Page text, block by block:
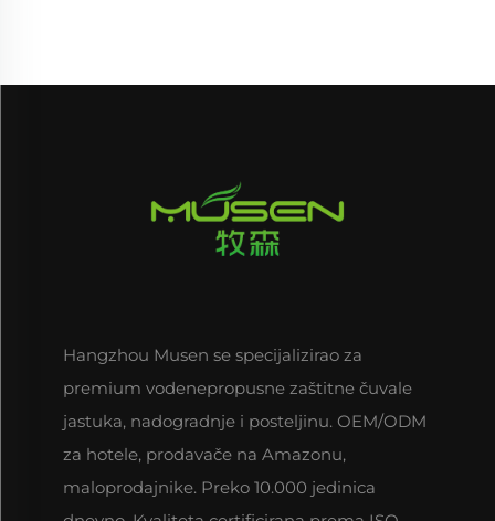
Hangzhou Musen se specijalizirao za
premium vodenepropusne zaštitne čuvale
jastuka, nadogradnje i posteljinu. OEM/ODM
za hotele, prodavače na Amazonu,
maloprodajnike. Preko 10.000 jedinica